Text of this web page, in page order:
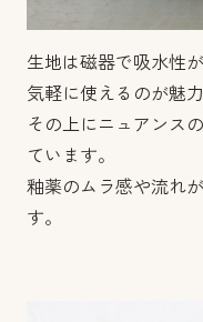
生地は磁器で吸水性
気軽に使えるのが魅
その上にニュアンス
ています。
釉薬のムラ感や流れ
す。